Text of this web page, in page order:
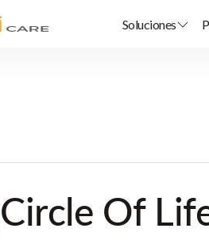
Soluciones
Circle Of